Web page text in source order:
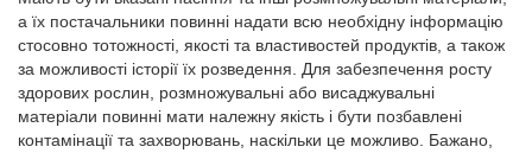
а їх постачальники повинні надати всю необхідну інформацію
стосовно тотожності, якості та властивостей продуктів, а також
за можливості історії їх розведення. Для забезпечення росту
здорових рослин, розмножувальні або висаджувальні
матеріали повинні мати належну якість і бути позбавлені
контамінації та захворювань, наскільки це можливо. Бажано,